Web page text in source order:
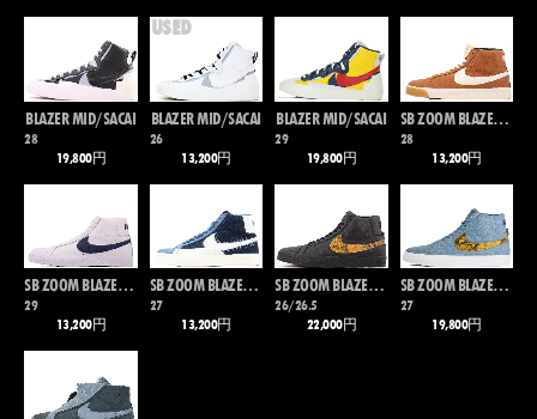
BLAZER MID/SACAI
28
19,800円
USED
BLAZER MID/SACAI
26
13,200円
BLAZER MID/SACAI
29
19,800円
SB ZOOM BLAZER MID ISO
28
13,200円
SB ZOOM BLAZER MID ISO
29
13,200円
SB ZOOM BLAZER MID PREMIUM
27
13,200円
SB ZOOM BLAZER MID QS
26/26.5
22,000円
SB ZOOM BLAZER MID QS
27
19,800円